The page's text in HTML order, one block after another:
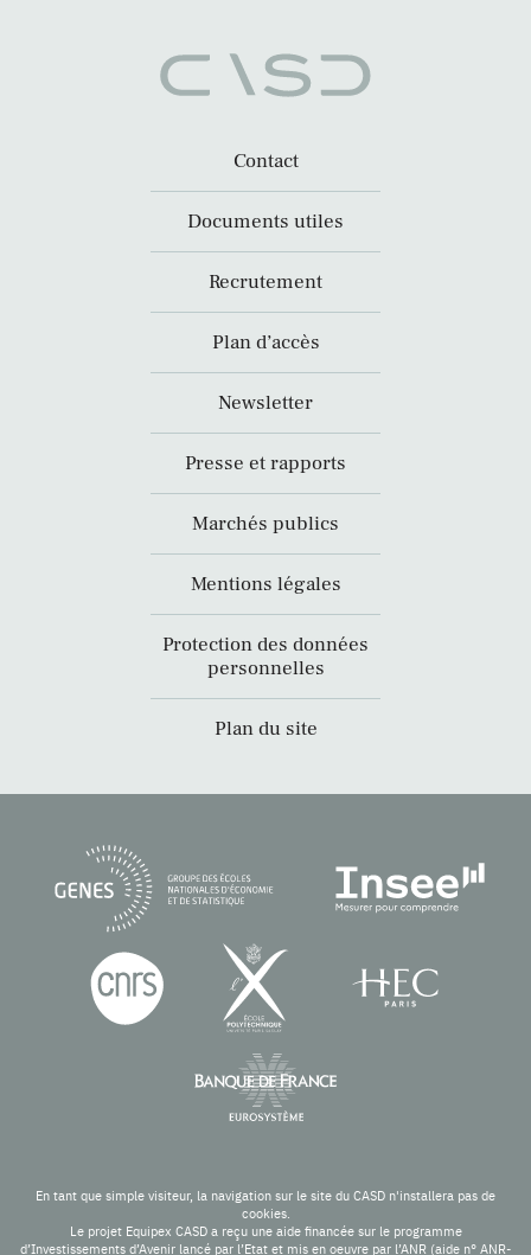
Contact
Documents utiles
Recrutement
Plan d’accès
Newsletter
Presse et rapports
Marchés publics
Mentions légales
Protection des données
personnelles
Plan du site
En tant que simple visiteur, la navigation sur le site du CASD n'installera pas de
cookies.
Le projet Equipex CASD a reçu une aide financée sur le programme
d’Investissements d’Avenir lancé par l’Etat et mis en oeuvre par l’ANR (aide n° ANR-